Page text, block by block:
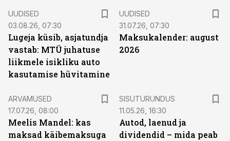
UUDISED
03.08.26, 07:30
Lugeja küsib, asjatundja
vastab: MTÜ juhatuse
liikmele isikliku auto
kasutamise hüvitamine
UUDISED
31.07.26, 07:30
Maksukalender: august
2026
ARVAMUSED
17.07.26, 08:00
Meelis Mandel: kas
maksad käibemaksuga
SISUTURUNDUS
11.05.26, 16:30
Autod, laenud ja
dividendid – mida peab